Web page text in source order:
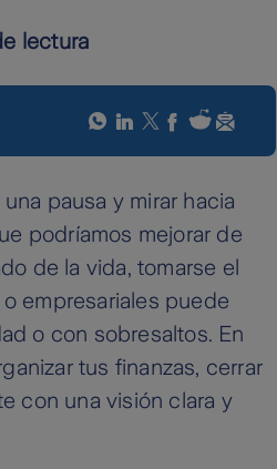
lectura
pausa y mirar hacia
podríamos mejorar de
de la vida, tomarse el
empresariales puede
o con sobresaltos. En
tus finanzas, cerrar
con una visión clara y